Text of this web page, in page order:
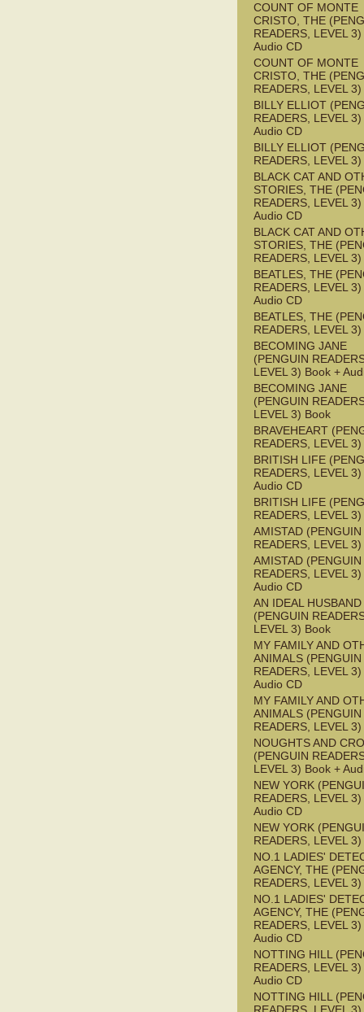
COUNT OF MONTE
CRISTO, THE
READERS, LEVEL
Audio CD
COUNT OF MONTE
CRISTO, THE
READERS, LEVEL
BILLY ELLIOT
READERS, LEVEL
Audio CD
BILLY ELLIOT
READERS, LEVEL
BLACK CAT AND
STORIES, THE
READERS, LEVEL
Audio CD
BLACK CAT AND
STORIES, THE
READERS, LEVEL
BEATLES, THE
READERS, LEVEL
Audio CD
BEATLES, THE
READERS, LEVEL
BECOMING JANE
(PENGUIN
LEVEL 3) Book +
BECOMING JANE
(PENGUIN
LEVEL 3) Book
BRAVEHEART
READERS, LEVEL
BRITISH LIFE
READERS, LEVEL
Audio CD
BRITISH LIFE
READERS, LEVEL
AMISTAD (PENGUIN
READERS, LEVEL
AMISTAD (PENGUIN
READERS, LEVEL
Audio CD
AN IDEAL HUSBAND
(PENGUIN
LEVEL 3) Book
MY FAMILY AND
ANIMALS (PENGUIN
READERS, LEVEL
Audio CD
MY FAMILY AND
ANIMALS (PENGUIN
READERS, LEVEL
NOUGHTS AND
(PENGUIN
LEVEL 3) Book +
NEW YORK
READERS, LEVEL
Audio CD
NEW YORK
READERS, LEVEL
NO.1 LADIES'
AGENCY, THE
READERS, LEVEL
NO.1 LADIES'
AGENCY, THE
READERS, LEVEL
Audio CD
NOTTING HILL
READERS, LEVEL
Audio CD
NOTTING HILL